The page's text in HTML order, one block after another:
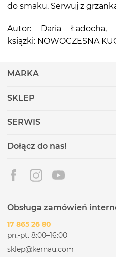
do smaku. Serwuj z
Autor: Daria Ładocha,
książki: NOWOCZESNA
MARKA
SKLEP
SERWIS
Dołącz do nas!
Obsługa zamówień
17 865 26 80
pn.-pt. 8:00–16:00
sklep@kernau.com